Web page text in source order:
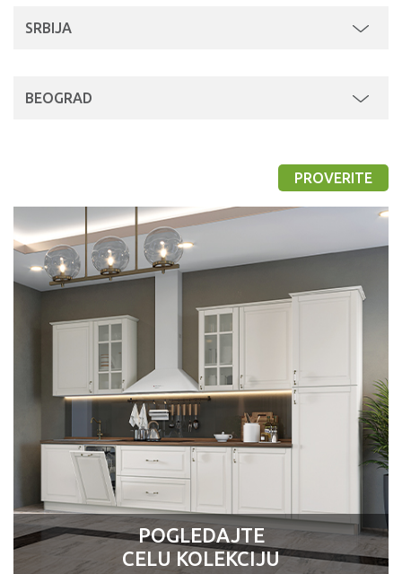
SRBIJA
BEOGRAD
PROVERITE
POGLEDAJTE
CELU KOLEKCIJU